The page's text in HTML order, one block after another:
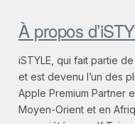
À propos
iSTYLE, qui fait partie
et est devenu l’un des
Apple Premium Partner
Moyen-Orient et en